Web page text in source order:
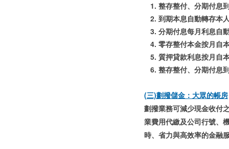
整存整付、分期付息
到期本息自動轉存本
分期付息每月利息自
零存整付本金按月自
質押貸款利息按月自
整存整付、分期付息
(三)劃撥儲金：大眾的帳房
劃撥業務可減少現金收付
業費用代繳及公司行號、
時、省力與高效率的金融